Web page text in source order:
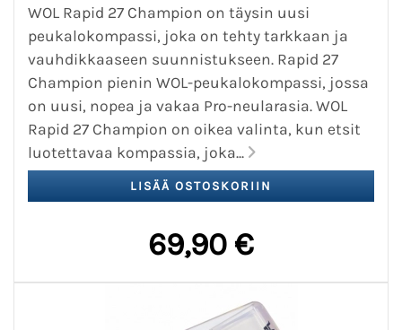
WOL Rapid 27 Champion on täysin uusi
peukalokompassi, joka on tehty tarkkaan ja
vauhdikkaaseen suunnistukseen. Rapid 27
Champion pienin WOL-peukalokompassi, jossa
on uusi, nopea ja vakaa Pro-neularasia. WOL
Rapid 27 Champion on oikea valinta, kun etsit
luotettavaa kompassia, joka...
69,90 €